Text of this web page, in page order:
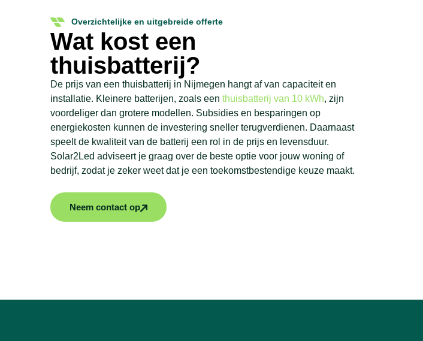
Overzichtelijke en uitgebreide offerte
Wat kost een
thuisbatterij?
De prijs van een thuisbatterij in Nijmegen hangt af van capaciteit en
installatie. Kleinere batterijen, zoals een thuisbatterij van 10 kWh, zijn
voordeliger dan grotere modellen. Subsidies en besparingen op
energiekosten kunnen de investering sneller terugverdienen. Daarnaast
speelt de kwaliteit van de batterij een rol in de prijs en levensduur.
Solar2Led adviseert je graag over de beste optie voor jouw woning of
bedrijf, zodat je zeker weet dat je een toekomstbestendige keuze maakt.
Neem contact op